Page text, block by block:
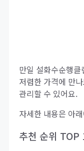
만일 설화수순행
저렴한 가격에 만
관리할 수 있어요.
자세한 내용은 아
추천 순위 TOP